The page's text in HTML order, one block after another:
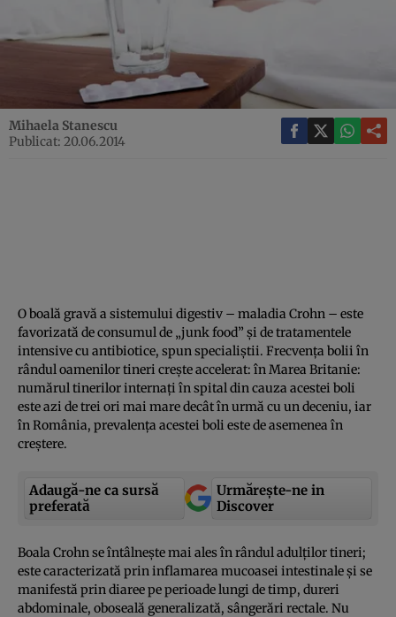
Mihaela Stanescu
Publicat: 20.06.2014
O boală gravă a sistemului digestiv – maladia Crohn – este
favorizată de consumul de „junk food” şi de tratamentele
intensive cu antibiotice, spun specialiştii. Frecvenţa bolii în
rândul oamenilor tineri creşte accelerat: în Marea Britanie:
numărul tinerilor internaţi în spital din cauza acestei boli
este azi de trei ori mai mare decât în urmă cu un deceniu, iar
în România, prevalenţa acestei boli este de asemenea în
creştere.
Adaugă-ne ca sursă
preferată
Urmărește-ne in
Discover
Boala Crohn se întâlneşte mai ales în rândul adulţilor tineri;
este caracterizată prin inflamarea mucoasei intestinale şi se
manifestă prin diaree pe perioade lungi de timp, dureri
abdominale, oboseală generalizată, sângerări rectale. Nu